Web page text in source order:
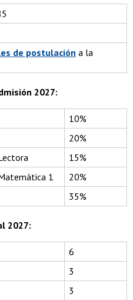
de postulación a la
2027:
10%
20%
15%
1
20%
35%
2027:
6
3
3